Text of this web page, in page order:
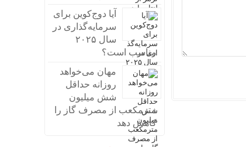
آیا دوج‌کوین برای
سرمایه‌گذاری در
سال ۲۰۲۵
مناسب است؟
مهان می‌خواهد
روزانه حداقل
شش میلیون
مترمکعب از مصرف گاز را
کاهش دهد